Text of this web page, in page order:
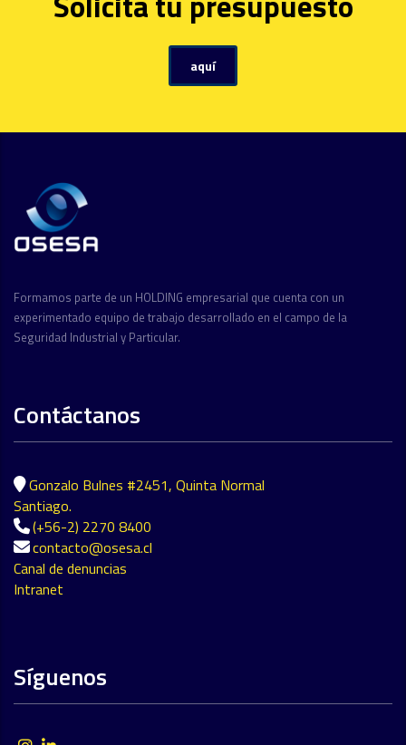
aquí
Formamos parte de un HOLDING empresarial que cuenta con un
experimentado equipo de trabajo desarrollado en el campo de la
Seguridad Industrial y Particular.
Contáctanos
Gonzalo Bulnes #2451, Quinta Normal
Santiago.
(+56-2) 2270 8400
contacto@osesa.cl
Canal de denuncias
Intranet
Síguenos